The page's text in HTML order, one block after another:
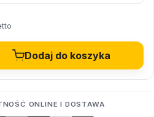
Dodaj do koszyka
ONLINE I DOSTAWA